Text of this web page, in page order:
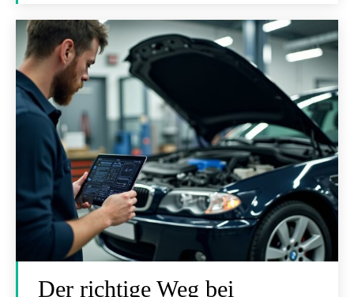
Der richtige Weg bei